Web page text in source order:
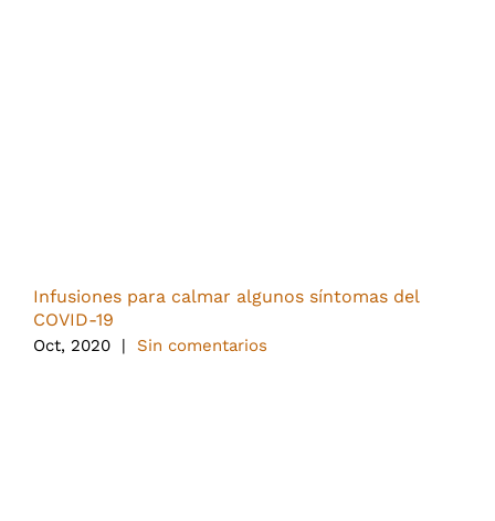
Infusiones para calmar algunos síntomas del
COVID-19
Oct, 2020 | Sin comentarios